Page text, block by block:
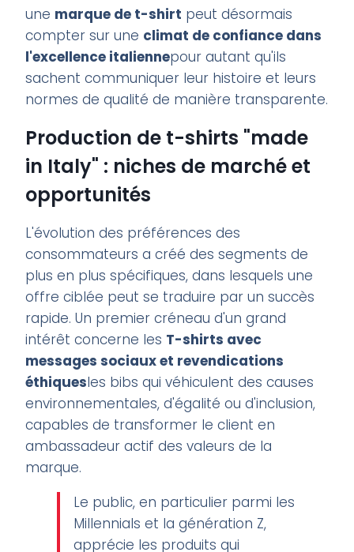
une marque de t-shirt peut désormais
compter sur une climat de confiance dans
l'excellence italiennepour autant qu'ils
sachent communiquer leur histoire et leurs
normes de qualité de manière transparente.
Production de t-shirts "made
in Italy" : niches de marché et
opportunités
L'évolution des préférences des
consommateurs a créé des segments de
plus en plus spécifiques, dans lesquels une
offre ciblée peut se traduire par un succès
rapide. Un premier créneau d'un grand
intérêt concerne les T-shirts avec
messages sociaux et revendications
éthiquesles bibs qui véhiculent des causes
environnementales, d'égalité ou d'inclusion,
capables de transformer le client en
ambassadeur actif des valeurs de la
marque.
Le public, en particulier parmi les
Millennials et la génération Z,
apprécie les produits qui